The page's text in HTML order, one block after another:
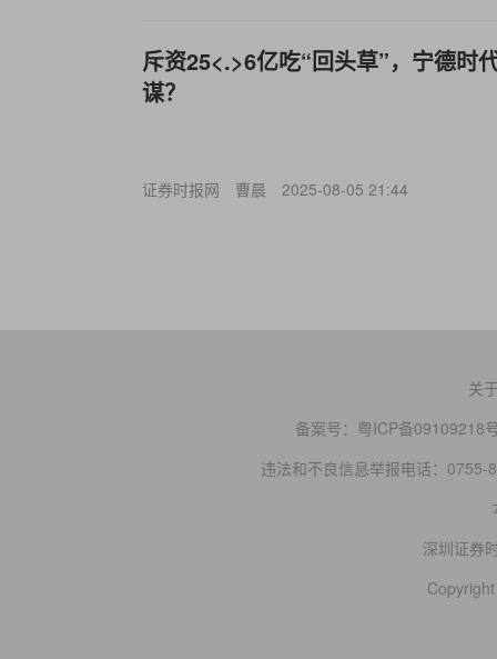
斥资25<.>6亿吃“回头草”，宁德时
谋？
证券时报网 曹晨 2025-08-05 21:44
关
备案号： 粤ICP备09109218
违法和不良信息举报电话：0755-
深圳证券